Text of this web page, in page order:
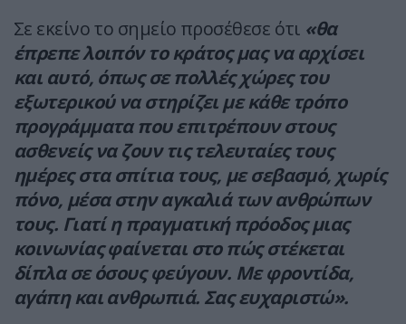
Σε εκείνο το σημείο προσέθεσε ότι «θα
έπρεπε λοιπόν το κράτος μας να αρχίσει
και αυτό, όπως σε πολλές χώρες του
εξωτερικού να στηρίζει με κάθε τρόπο
προγράμματα που επιτρέπουν στους
ασθενείς να ζουν τις τελευταίες τους
ημέρες στα σπίτια τους, με σεβασμό, χωρίς
πόνο, μέσα στην αγκαλιά των ανθρώπων
τους. Γιατί η πραγματική πρόοδος μιας
κοινωνίας φαίνεται στο πώς στέκεται
δίπλα σε όσους φεύγουν. Με φροντίδα,
αγάπη και ανθρωπιά. Σας ευχαριστώ».